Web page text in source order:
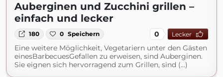
Auberginen und Zucchini grillen –
einfach und lecker
180 0 Speichern 0 Lecker
Eine weitere Möglichkeit, Vegetariern unter den Gästen
einesBarbecuesGefallen zu erweisen, sind Auberginen.
Sie eignen sich hervorragend zum Grillen, sind (...)